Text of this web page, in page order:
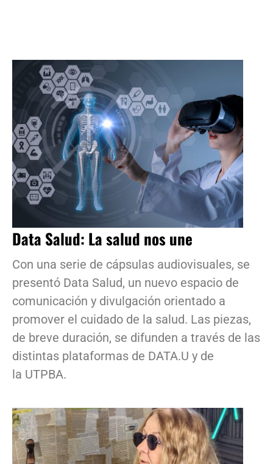
Data Salud: La salud nos une
Con una serie de cápsulas audiovisuales, se
presentó Data Salud, un nuevo espacio de
comunicación y divulgación orientado a
promover el cuidado de la salud. Las piezas,
de breve duración, se difunden a través de las
distintas plataformas de DATA.U y de
la UTPBA.